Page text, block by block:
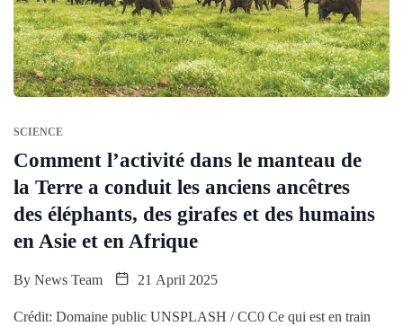
SCIENCE
Comment l’activité dans le manteau de
la Terre a conduit les anciens ancêtres
des éléphants, des girafes et des humains
en Asie et en Afrique
By News Team 21 April 2025
Crédit: Domaine public UNSPLASH / CC0 Ce qui est en train